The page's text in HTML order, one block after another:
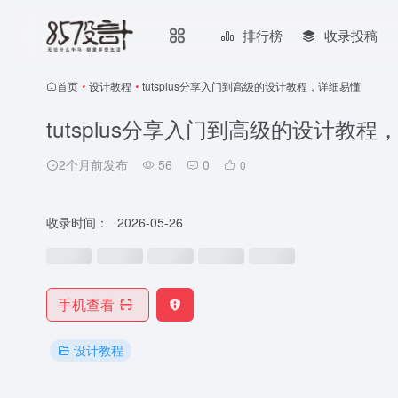
排行榜 收录投稿
首页 • 设计教程 • tutsplus分享入门到高级的设计教程，详细易懂
tutsplus分享入门到高级的设计教程
2个月前发布 56 0 0
收录时间： 2026-05-26
手机查看
设计教程